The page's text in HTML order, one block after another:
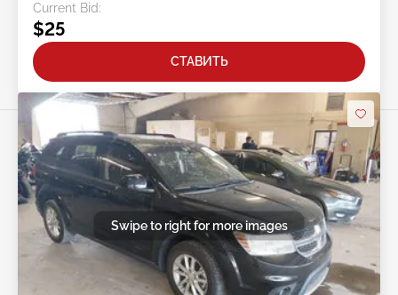
Current Bid:
$25
СТАВИТЬ
Swipe to right for more images